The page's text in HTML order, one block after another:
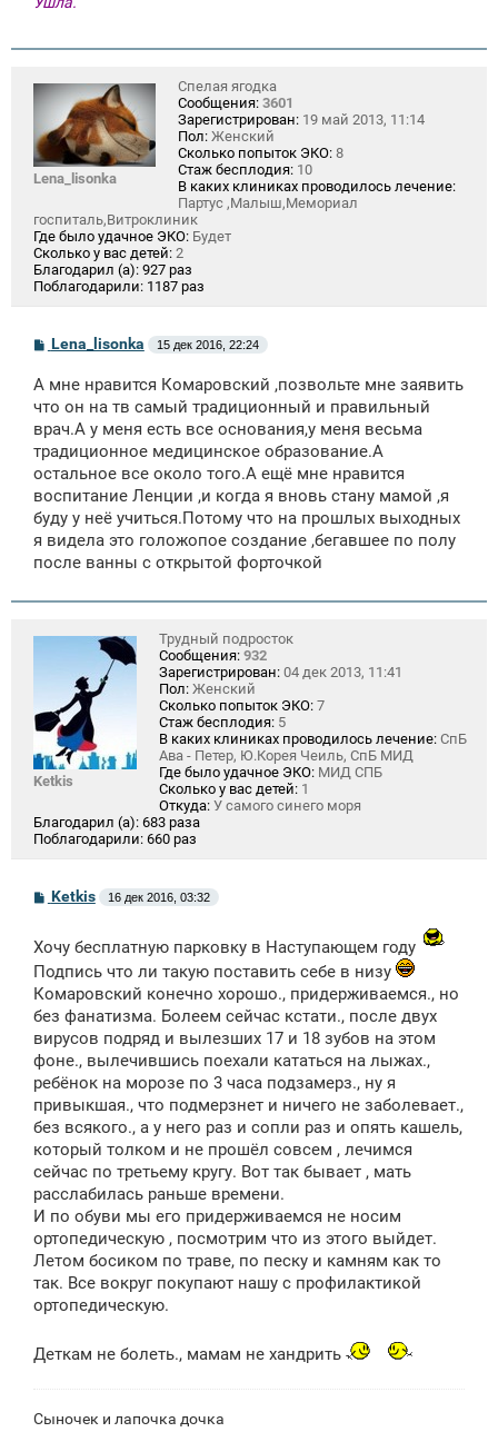
Lena_lisonka
Спелая ягодка
Сообщения: 3601
Зарегистрирован: 19 май 2013, 11:14
Пол: Женский
Сколько попыток ЭКО: 8
Стаж бесплодия: 10
В каких клиниках проводилось лечение:
Партус ,Малыш,Мемориал
госпиталь,Витроклиник
Где было удачное ЭКО: Будет
Сколько у вас детей: 2
Благодарил (а): 927 раз
Поблагодарили: 1187 раз
С
о
б
щ
н
и
Lena_lisonka 15 дек 2016, 22:24
А мне нравится Комаровский ,позвольте мне заявить
что он на тв самый традиционный и правильный
врач.А у меня есть все основания,у меня весьма
традиционное медицинское образование.А
остальное все около того.А ещё мне нравится
воспитание Ленции ,и когда я вновь стану мамой ,я
буду у неё учиться.Потому что на прошлых выходных
я видела это голожопое создание ,бегавшее по полу
после ванны с открытой форточкой
Ketkis
Трудный подросток
Сообщения: 932
Зарегистрирован: 04 дек 2013, 11:41
Пол: Женский
Сколько попыток ЭКО: 7
Стаж бесплодия: 5
В каких клиниках проводилось лечение: СпБ
Ава - Петер, Ю.Корея Чеиль, СпБ МИД
Где было удачное ЭКО: МИД СПБ
Сколько у вас детей: 1
Откуда: У самого синего моря
Благодарил (а): 683 раза
Поблагодарили: 660 раз
С
о
щ
е
и
е
Ketkis 16 дек 2016, 03:32
Хочу бесплатную парковку в Наступающем году
Подпись что ли такую поставить себе в низу
Комаровский конечно хорошо., придерживаемся., но
без фанатизма. Болеем сейчас кстати., после двух
вирусов подряд и вылезших 17 и 18 зубов на этом
фоне., вылечившись поехали кататься на лыжах.,
ребёнок на морозе по 3 часа подзамерз., ну я
привыкшая., что подмерзнет и ничего не заболевает.,
без всякого., а у него раз и сопли раз и опять кашель,
который толком и не прошёл совсем , лечимся
сейчас по третьему кругу. Вот так бывает , мать
расслабилась раньше времени.
И по обуви мы его придерживаемся не носим
ортопедическую , посмотрим что из этого выйдет.
Летом босиком по траве, по песку и камням как то
так. Все вокруг покупают нашу с профилактикой
ортопедическую.
Деткам не болеть., мамам не хандрить
Сыночек и лапочка дочка